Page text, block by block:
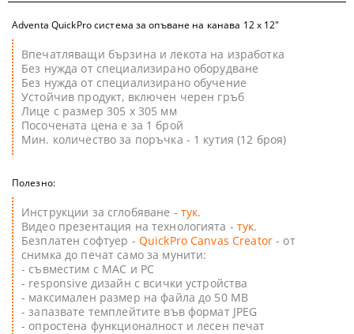
Adventa QuickPro система за опъване на канава 12 x 12"
Впечатляващи бързина и лекота на изработка
Без нужда от специализирано оборудване
Без нужда от специализирано обучение
Устойчив продукт, включен черен гръб
Лице с размер 305 х 305 мм
Посочената цена е за 1 брой
Мин. количество за поръчка - 1 кутия (12 броя)
Полезно:
Инструкции за сглобяване - тук.
Видео презентация на технологията -тук.
Безплатен софтуер - QuickPro Canvas Creator - от
снимка до печат само за мунити:
- съвместим с MAC и PC
- responsive дизайн с всички устройства
- максимален размер на файла до 50 MB
- запазвате темплейтите във формат JPEG
- опростена функционалност и лесен печат